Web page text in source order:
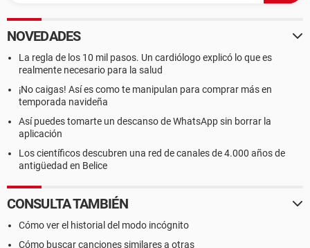
NOVEDADES
La regla de los 10 mil pasos. Un cardiólogo explicó lo que es
realmente necesario para la salud
¡No caigas! Así es como te manipulan para comprar más en
temporada navideña
Así puedes tomarte un descanso de WhatsApp sin borrar la
aplicación
Los científicos descubren una red de canales de 4.000 años de
antigüedad en Belice
CONSULTA TAMBIÉN
Cómo ver el historial del modo incógnito
Cómo buscar canciones similares a otras